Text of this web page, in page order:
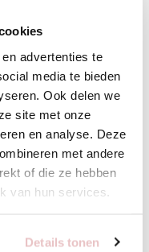
advertenties te
media te bieden
Ook delen we
site met onze
en analyse. Deze
met andere
of die ze hebben
van hun services.
Details tonen
XXL